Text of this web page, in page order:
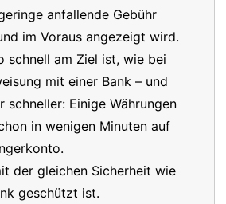
anfallende Gebühr
im Voraus angezeigt wird.
schnell am Ziel ist, wie bei
mit einer Bank – und
schneller: Einige Währungen
in wenigen Minuten auf
der gleichen Sicherheit wie
geschützt ist.